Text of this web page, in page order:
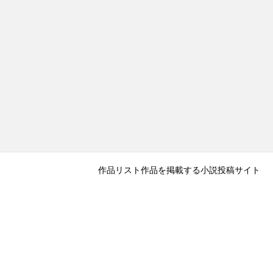
作品リスト作品を掲載する小説投稿サイト